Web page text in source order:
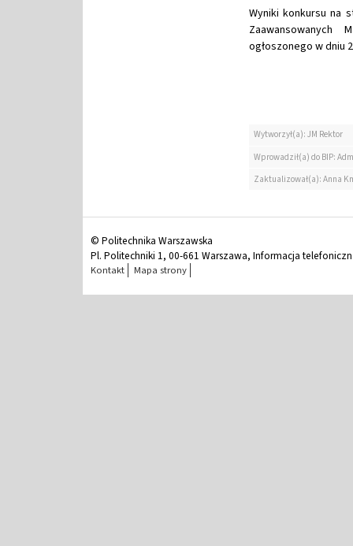
Wyniki konkursu na
Zaawansowanych
ogłoszonego w dniu
Wytworzył(a): JM Rektor
Wprowadził(a) do BIP:
Zaktualizował(a): Anna
© Politechnika Warszawska
Pl. Politechniki 1, 00-661 Warszawa, Informacja
Kontakt Mapa strony